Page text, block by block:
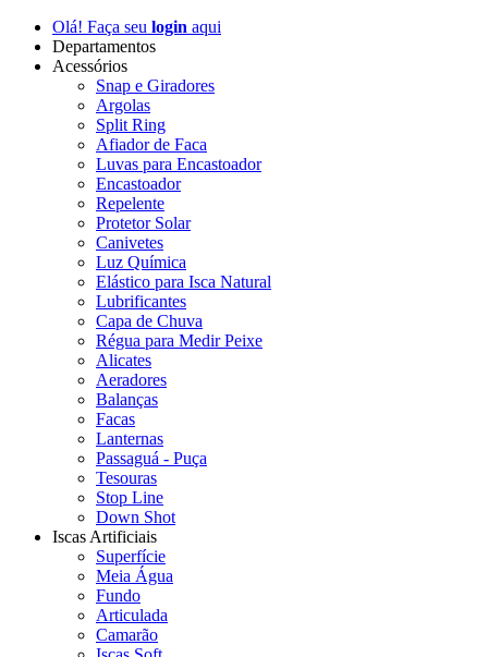
Olá! Faça seu login aqui
Departamentos
Acessórios
Snap e Giradores
Argolas
Split Ring
Afiador de Faca
Luvas para Encastoador
Encastoador
Repelente
Protetor Solar
Canivetes
Luz Química
Elástico para Isca Natural
Lubrificantes
Capa de Chuva
Régua para Medir Peixe
Alicates
Aeradores
Balanças
Facas
Lanternas
Passaguá - Puça
Tesouras
Stop Line
Down Shot
Iscas Artificiais
Superfície
Meia Água
Fundo
Articulada
Camarão